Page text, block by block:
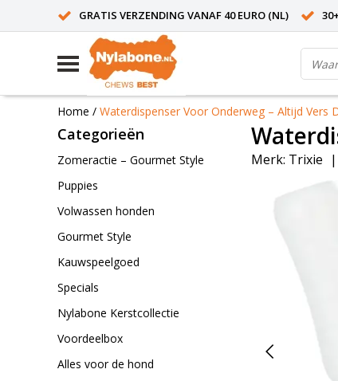
GRATIS VERZENDING VANAF 40 EURO (NL)
Home / Waterdispenser Voor Onderweg – Altijd Vers
Categorieën
Zomeractie – Gourmet Style
Puppies
Volwassen honden
Gourmet Style
Kauwspeelgoed
Specials
Nylabone Kerstcollectie
Voordeelbox
Alles voor de hond
Merk: Trixie |